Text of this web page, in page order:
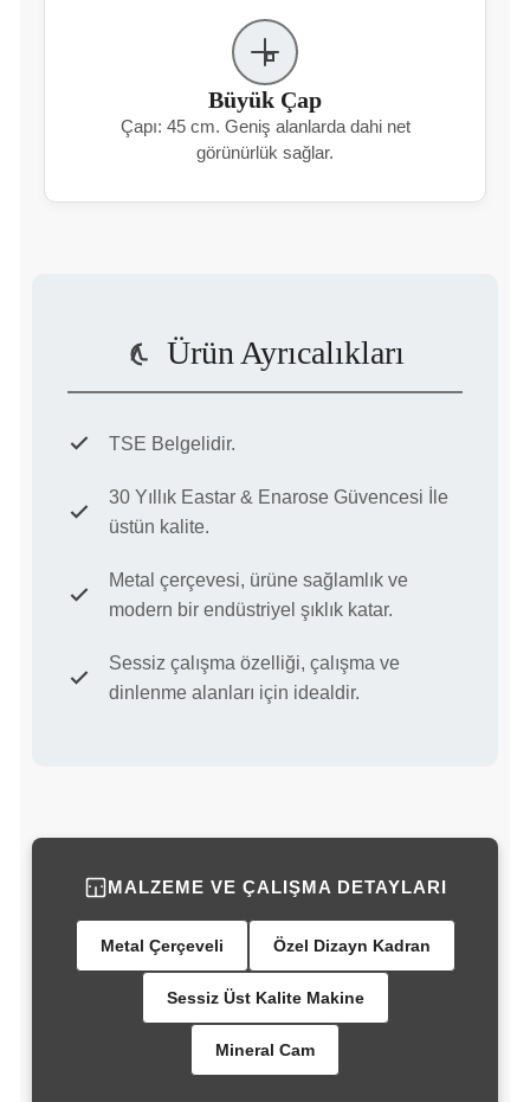
Büyük Çap
Çapı: 45 cm. Geniş alanlarda dahi net
görünürlük sağlar.
Ürün Ayrıcalıkları
TSE Belgelidir.
30 Yıllık Eastar & Enarose Güvencesi İle
üstün kalite.
Metal çerçevesi, ürüne sağlamlık ve
modern bir endüstriyel şıklık katar.
Sessiz çalışma özelliği, çalışma ve
dinlenme alanları için idealdir.
MALZEME VE ÇALIŞMA DETAYLARI
Metal Çerçeveli Özel Dizayn Kadran
Sessiz Üst Kalite Makine
Mineral Cam